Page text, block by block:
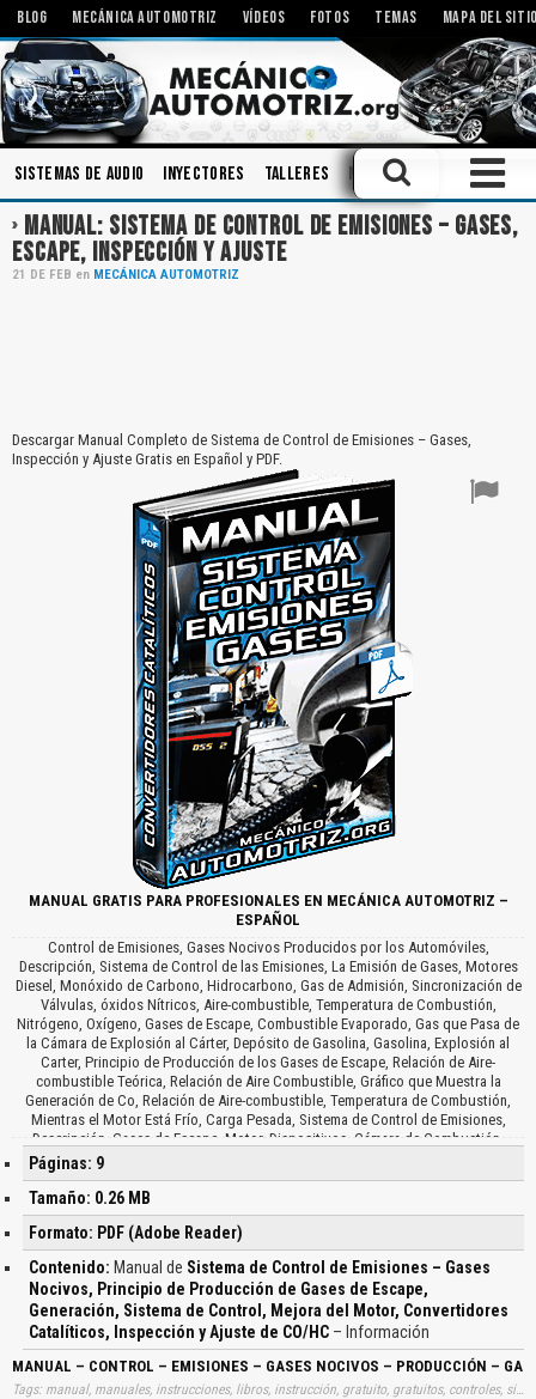
BLOG MECÁNICA AUTOMOTRIZ VÍDEOS FOTOS TEMAS MAPA DEL
Sistemas de Audio Inyectores Talleres Modificaciones
MANUAL: SISTEMA DE CONTROL DE EMISIONES – GASES,
ESCAPE, INSPECCIÓN Y AJUSTE
21 DE FEB en MECÁNICA AUTOMOTRIZ
Descargar Manual Completo de Sistema de Control de Emisiones – Gases,
Inspección y Ajuste Gratis en Español y PDF.
MANUAL GRATIS PARA PROFESIONALES EN MECÁNICA AUTOMOTRIZ –
ESPAÑOL
Control de Emisiones, Gases Nocivos Producidos por los Automóviles,
Descripción, Sistema de Control de las Emisiones, La Emisión de Gases, Motores
Diesel, Monóxido de Carbono, Hidrocarbono, Gas de Admisión, Sincronización de
Válvulas, óxidos Nítricos, Aire-combustible, Temperatura de Combustión,
Nitrógeno, Oxígeno, Gases de Escape, Combustible Evaporado, Gas que Pasa de
la Cámara de Explosión al Cárter, Depósito de Gasolina, Gasolina, Explosión al
Carter, Principio de Producción de los Gases de Escape, Relación de Aire-
combustible Teórica, Relación de Aire Combustible, Gráfico que Muestra la
Generación de Co, Relación de Aire-combustible, Temperatura de Combustión,
Mientras el Motor Está Frío, Carga Pesada, Sistema de Control de Emisiones,
Descripción, Gases de Escape, Motor, Dispositivos, Cámara de Combustión,
Sistema de Admisión y de Escape, Sistema de Combustible, Sistema de Encendido,
(avance Electrónico de la Chispa, Sistema de Encendido Directo, Convertidores
Catalíticos, Sistema de Control de la Desaceleración, Sistema Retardador, Sistema
de Corte de Combustible, Sistema de Recirculación de los Gases de Escape,
Sistema de Ventilación Positiva del Cárter, Sistema de Control de Emisiones
Evaporables de Combustible, Mejora del Motor, Construcción de la Cámara de
Combustión, Sistema de Admisión de Aire, Generación de la Turbulencia,
Adopción del Sistema EFI, Convertidores Catalíticos, Introducción, Los
Convertidores Catalíticos, Tipos de Catalizadores, Catalizador de Desoxidación,
Catalizador de Oxidación, Temperatura de Funcionamiento del Catalizador,
Temperatura del Catalizador, Los Vehículos Equipados, Convertidor Monolítico,
Casquillo Exterior, Red de Cable, Soportes, Catalizador de Triple Acción, Oxido de
Aluminio y Catalizador, Base Monolítica, Tasa de Purificación, Relación de Aire
Páginas: 9
Tamaño: 0.26 MB
Formato: PDF (Adobe Reader)
Contenido: Manual de Sistema de Control de Emisiones – Gases
Nocivos, Principio de Producción de Gases de Escape,
Generación, Sistema de Control, Mejora del Motor, Convertidores
Catalíticos, Inspección y Ajuste de CO/HC– Información
MANUAL – CONTROL – EMISIONES – GASES NOCIVOS – PRODUCCIÓN –
Tags: manual, manuales, instrucciones, libros, instrucción, gratuito, gratuitos, controles, sistemas emisión, emanaciones, emanación, producciones, escapes, cataliticos, inspecciones, ajustes, aprender, descargas